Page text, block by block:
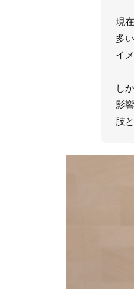
現
多
イ
し
影
肢